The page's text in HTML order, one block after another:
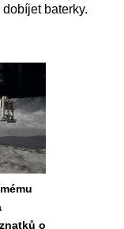
baterky.
o